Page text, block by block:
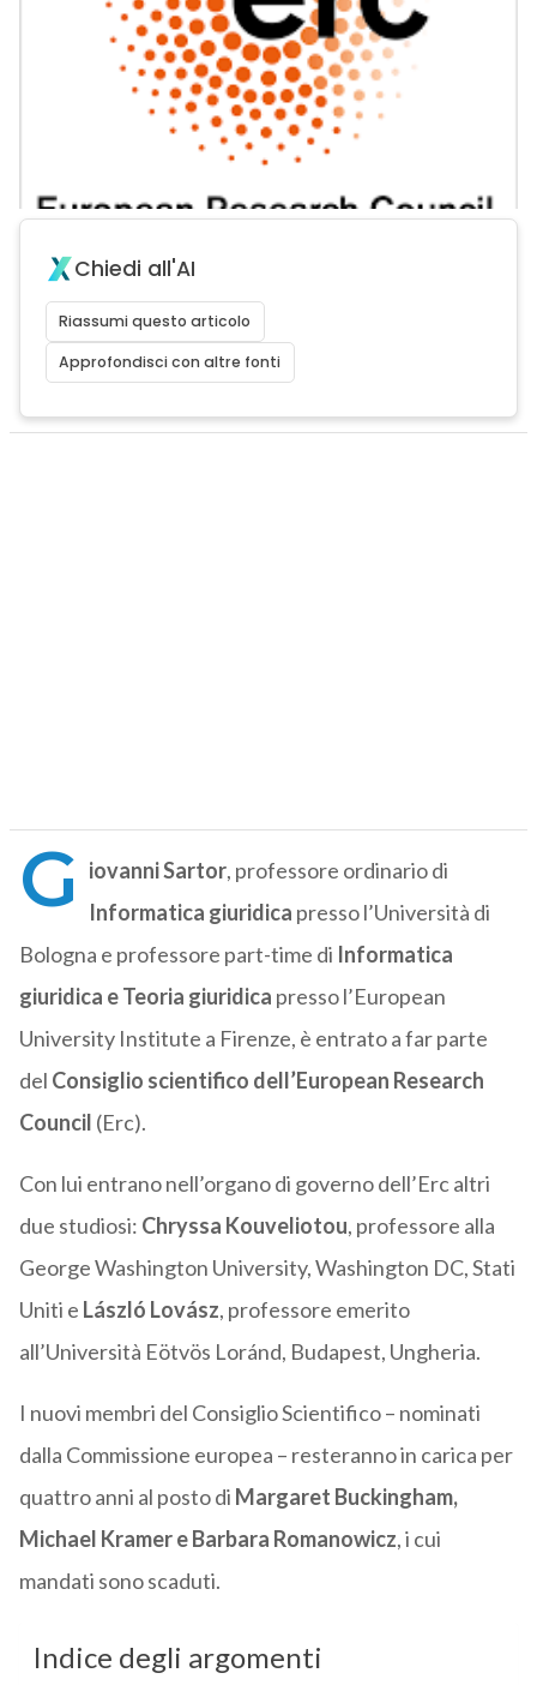
Chiedi all'AI
Riassumi questo articolo
Approfondisci con altre fonti
G iovanni Sartor, professore ordinario di
Informatica giuridica presso l’Università di
Bologna e professore part-time di Informatica
giuridica e Teoria giuridica presso l’European
University Institute a Firenze, è entrato a far parte
del Consiglio scientifico dell’European Research
Council (Erc).
Con lui entrano nell’organo di governo dell’Erc altri
due studiosi: Chryssa Kouveliotou, professore alla
George Washington University, Washington DC, Stati
Uniti e László Lovász, professore emerito
all’Università Eötvös Loránd, Budapest, Ungheria.
I nuovi membri del Consiglio Scientifico – nominati
dalla Commissione europea – resteranno in carica per
quattro anni al posto di Margaret Buckingham,
Michael Kramer e Barbara Romanowicz, i cui
mandati sono scaduti.
Indice degli argomenti